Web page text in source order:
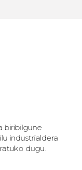
biribilgune
industrialdera
dugu.